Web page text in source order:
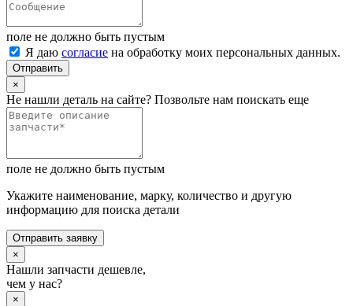
поле не должно быть пустым
Я даю согласие на обработку моих персональных данных.
Отправить
×
Не нашли деталь на сайте? Позвольте нам поискать еще
поле не должно быть пустым
Укажите наименование, марку, количество и другую
информацию для поиска детали
Отправить заявку
×
Нашли запчасти дешевле,
чем у нас?
×